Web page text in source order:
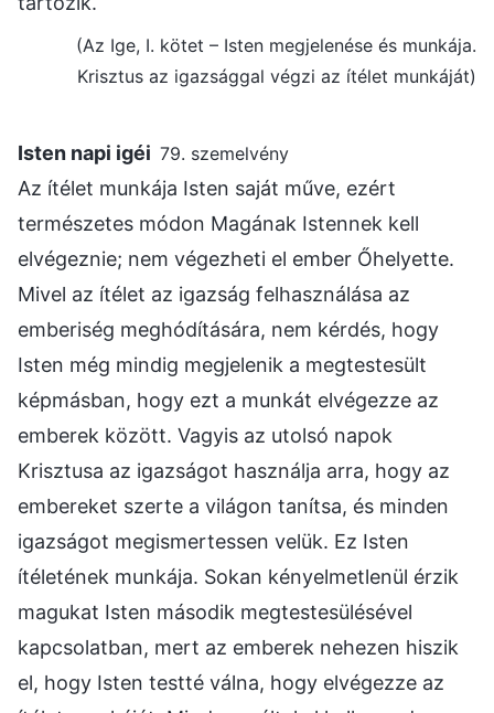
(Az Ige, I. kötet – Isten megjelenése és munkája.
Krisztus az igazsággal végzi az ítélet munkáját)
Isten napi igéi 79. szemelvény
Az ítélet munkája Isten saját műve, ezért
természetes módon Magának Istennek kell
elvégeznie; nem végezheti el ember Őhelyette.
Mivel az ítélet az igazság felhasználása az
emberiség meghódítására, nem kérdés, hogy
Isten még mindig megjelenik a megtestesült
képmásban, hogy ezt a munkát elvégezze az
emberek között. Vagyis az utolsó napok
Krisztusa az igazságot használja arra, hogy az
embereket szerte a világon tanítsa, és minden
igazságot megismertessen velük. Ez Isten
ítéletének munkája. Sokan kényelmetlenül érzik
magukat Isten második megtestesülésével
kapcsolatban, mert az emberek nehezen hiszik
el, hogy Isten testté válna, hogy elvégezze az